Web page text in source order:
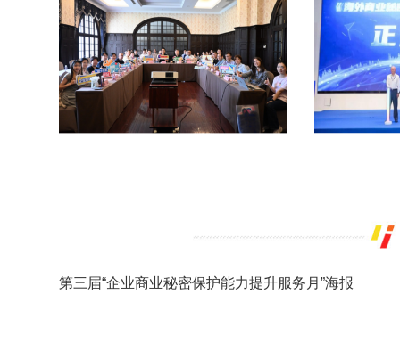
第三届“企业商业秘密保护能力提升服务月”海报